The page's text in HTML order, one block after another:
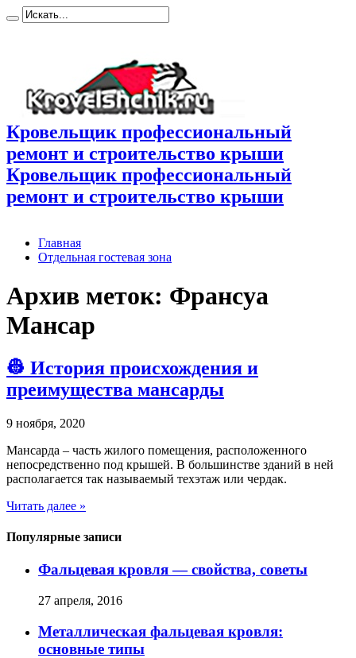
Кровельщик профессиональный
ремонт и строительство крыши
Кровельщик профессиональный
ремонт и строительство крыши
Главная
Отдельная гостевая зона
Архив меток: Франсуа
Мансар
👷 История происхождения и
преимущества мансарды
9 ноября, 2020
Мансарда – часть жилого помещения, расположенного
непосредственно под крышей. В большинстве зданий в ней
располагается так называемый техэтаж или чердак.
Читать далее »
Популярные записи
Фальцевая кровля — свойства, советы
27 апреля, 2016
Металлическая фальцевая кровля:
основные типы